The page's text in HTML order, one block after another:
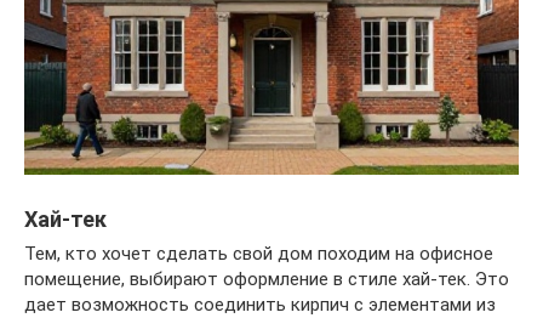
Хай-тек
Тем, кто хочет сделать свой дом походим на офисное
помещение, выбирают оформление в стиле хай-тек. Это
дает возможность соединить кирпич с элементами из